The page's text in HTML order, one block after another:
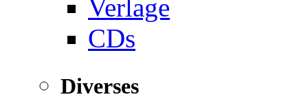
Verlage
CDs
Diverses